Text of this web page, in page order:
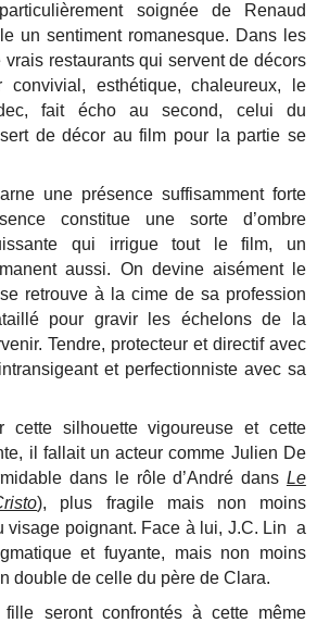
soignée de Renaud
un sentiment romanesque. Dans les
restaurants qui servent de décors
esthétique, chaleureux, le
fait écho au second, celui du
de décor au film pour la partie se
une présence suffisamment forte
constitue une sorte d’ombre
qui irrigue tout le film, un
aussi. On devine aisément le
retrouve à la cime de sa profession
pour gravir les échelons de la
Tendre, protecteur et directif avec
et perfectionniste avec sa
cette silhouette vigoureuse et cette
il fallait un acteur comme Julien De
dans le rôle d’André dans Le
), plus fragile mais non moins
visage poignant. Face à lui, J.C. Lin a
et fuyante, mais non moins
double de celle du père de Clara.
seront confrontés à cette même